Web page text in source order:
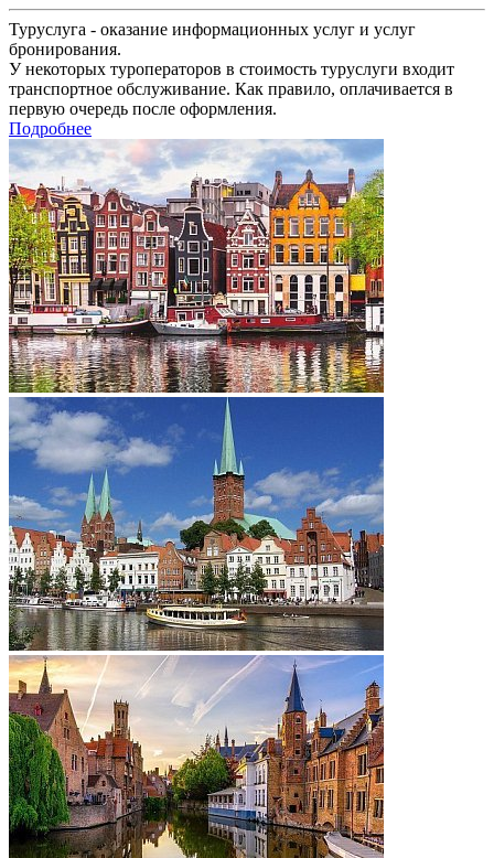
Туруслуга - оказание информационных услуг и услуг
бронирования.
У некоторых туроператоров в стоимость туруслуги входит
транспортное обслуживание. Как правило, оплачивается в
первую очередь после оформления.
Подробнее